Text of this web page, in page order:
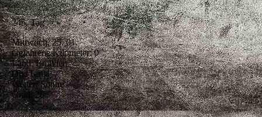
245. Tag
Mittwoch, 25. 01.
Gefahrene Kilometer: 0
Land: Bolivien
Ort: Tarija
Wetter: Sonne
Grad: 26